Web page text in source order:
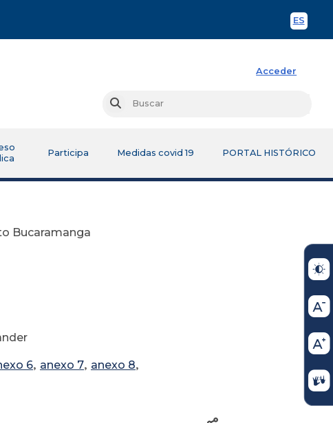
ES
Acceder
Buscar
Participa Medidas covid 19 PORTAL HISTÓRICO
Bucaramanga
6, anexo 7, anexo 8,